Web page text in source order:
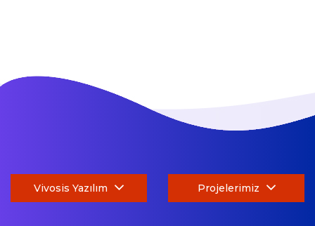
Vivosis Yazılım Projelerimiz